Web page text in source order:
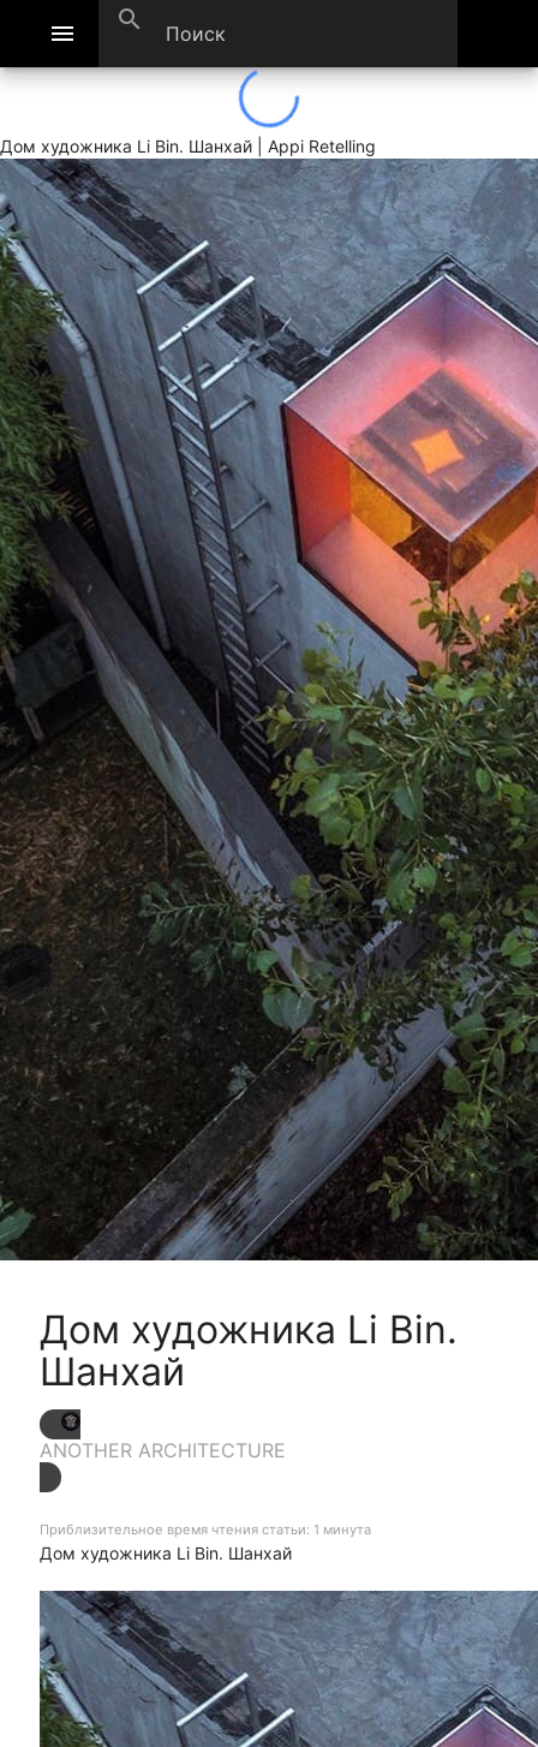
menu search
Дом художника Li Bin. Шанхай | Appi Retelling
Дом художника Li Bin.
Шанхай
ANOTHER ARCHITECTURE
Приблизительное время чтения статьи: 1 минута
Дом художника Li Bin. Шанхай